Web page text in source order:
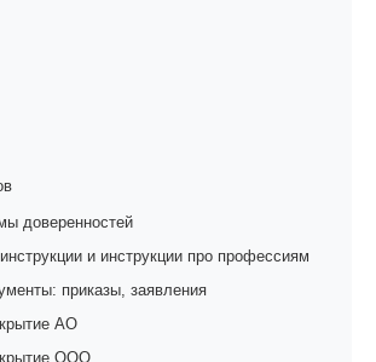
доверенностей
и инструкции про профессиям
приказы, заявления
АО
ООО